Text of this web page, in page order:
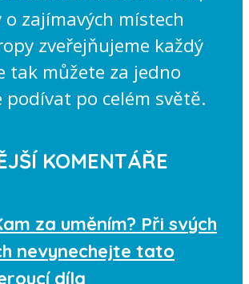
o zajímavých místech
zveřejňujeme každý
tak můžete za jedno
podívat po celém světě.
KOMENTÁŘE
za uměním? Při svých
nevynechejte tato
díla